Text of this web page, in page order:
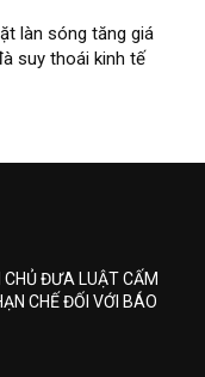
làn sóng tăng giá
suy thoái kinh tế
CHỦ ĐƯA LUẬT CẤM
CHẾ ĐỐI VỚI BÁO